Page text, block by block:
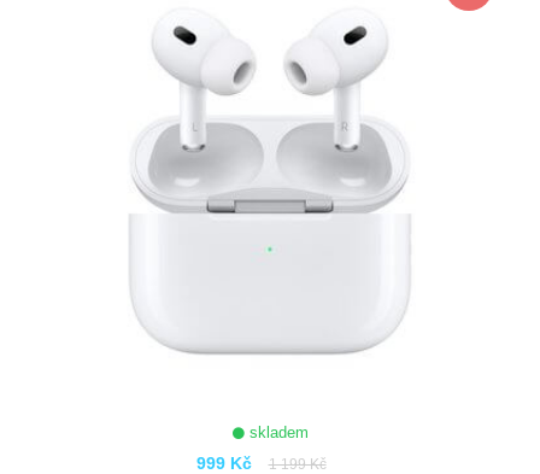
skladem
999 Kč 1 199 Kč